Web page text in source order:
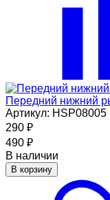
Передний нижний
Артикул: HSP08005
290 ₽
490 ₽
В наличии
В корзину